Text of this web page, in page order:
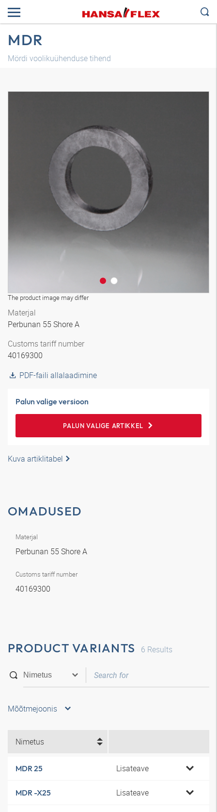
MDR
Mördi voolikuühenduse tihend
The product image may differ
Materjal
Perbunan 55 Shore A
Customs tariff number
40169300
PDF-faili allalaadimine
Palun valige versioon
PALUN VALIGE ARTIKKEL
Kuva artiklitabel
OMADUSED
Materjal
Perbunan 55 Shore A
Customs tariff number
40169300
PRODUCT VARIANTS 6 Results
Mõõtmejoonis
Nimetus
MDR 25 Lisateave
MDR -X25 Lisateave